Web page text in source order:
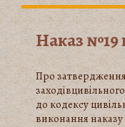
Наказ №19
Про
до кодексу
виконання